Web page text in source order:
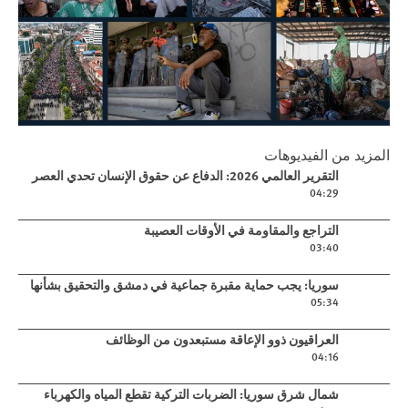
Play
الإنسان تحدي العصر
المزيد من الفيديوهات
Play videoالتقرير العالمي 2026: الدفاع عن حقوق الإنسان تحدي العصر
04:29
Play videoالتراجع والمقاومة في الأوقات العصيبة
03:40
Play videoسوريا: يجب حماية مقبرة جماعية في دمشق والتحقيق بشأنها
05:34
Play videoالعراقيون ذوو الإعاقة مستبعدون من الوظائف
04:16
Play videoشمال شرق سوريا: الضربات التركية تقطع المياه والكهرباء